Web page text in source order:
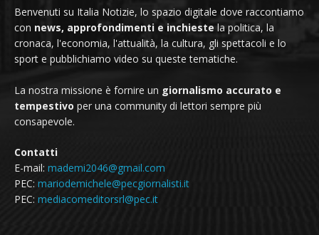
Benvenuti su Italia Notizie, lo spazio digitale dove raccontiamo
con news, approfondimenti e inchieste la politica, la
cronaca, l'economia, l'attualità, la cultura, gli spettacoli e lo
sport e pubblichiamo video su queste tematiche.
La nostra missione è fornire un giornalismo accurato e
tempestivo per una community di lettori sempre più
consapevole.
Contatti
E-mail: mademi2046@gmail.com
PEC: mariodemichele@pecgiornalisti.it
PEC: mediacomeditorsrl@pec.it